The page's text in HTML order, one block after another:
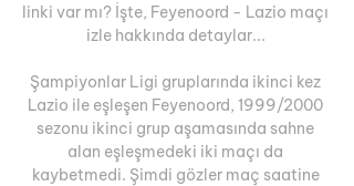
linki var mı? İşte, Feyenoord - Lazio maçı
izle hakkında detaylar...
Şampiyonlar Ligi gruplarında ikinci kez
Lazio ile eşleşen Feyenoord, 1999/2000
sezonu ikinci grup aşamasında sahne
alan eşleşmedeki iki maçı da
kaybetmedi. Şimdi gözler maç saatine